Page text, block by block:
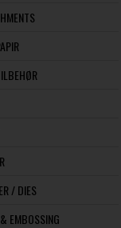
/ DIES
EMBOSSING